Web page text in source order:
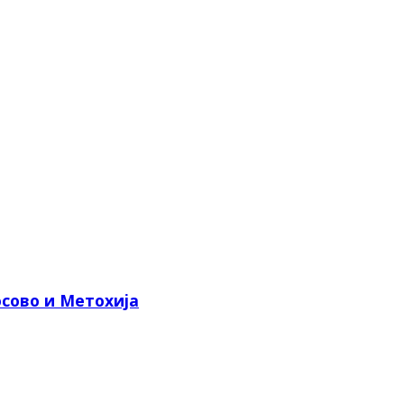
и Метохија